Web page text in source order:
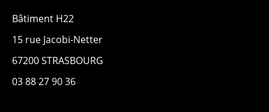
Bâtiment H22
15 rue Jacobi-Netter
67200 STRASBOURG
03 88 27 90 36